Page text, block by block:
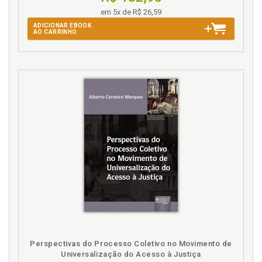
Evidência. Prova, evidência, verossimilhança e
probabilidade, p. 36
Evolução do direito constitucional e sua
Fazenda Pública. Tutela de evidência e a fazenda
Grau de cognição nas tutelas de evidência e de
urgência, p. 43
em 5x de R$ 26,59
ADICIONAR EBOOK
AO CARRINHO
Perspectivas do Processo Coletivo no Movimento de
Universalização do Acesso à Justiça